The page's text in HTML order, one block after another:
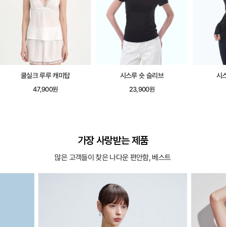
쿨실크 루루 캐미탑
47,900원
시스루 숏 슬리브
23,900원
시
가장 사랑받는 제품
많은 고객들이 찾은 나다운 편안함, 베스트